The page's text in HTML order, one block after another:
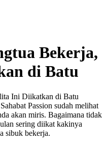
Bekerja,
di Batu
Passion sudah melihat
akan miris. Bagaimana tidak
sering diikat kakinya
sibuk bekerja.